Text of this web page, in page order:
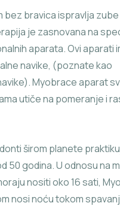
bravica ispravlja zube
je zasnovana na
aparata. Ovi aparati
navike, (poznate kao
Myobrace aparat
utiče na pomeranje i
širom planete
50 godina. U odnosu na
nositi oko 16 sati,
nosi noću tokom